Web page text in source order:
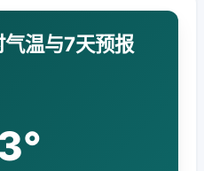
温与7天预报